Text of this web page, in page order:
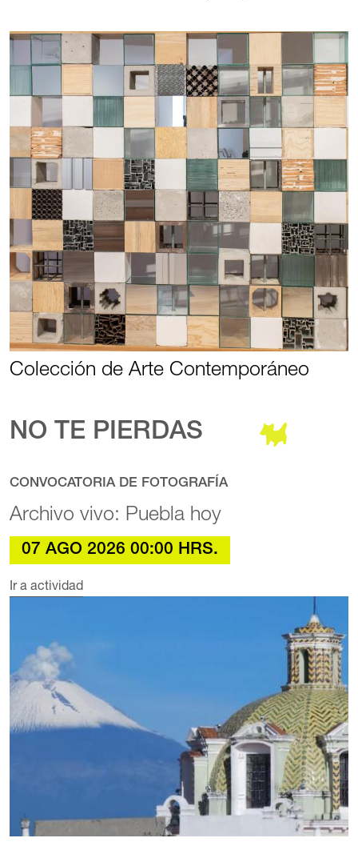
Colección de Arte Contemporáneo
NO TE PIERDAS
CONVOCATORIA DE FOTOGRAFÍA
Archivo vivo: Puebla hoy
07 AGO 2026 00:00 HRS.
Ir a actividad